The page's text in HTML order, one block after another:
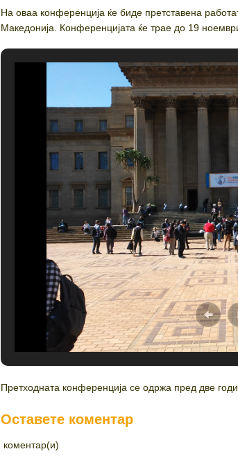
На оваа конференција ќе биде претставена
Македонија. Конференцијата ќе трае до 19
Претходната конференција се одржа пред две
Оставете коментар
коментар(и)